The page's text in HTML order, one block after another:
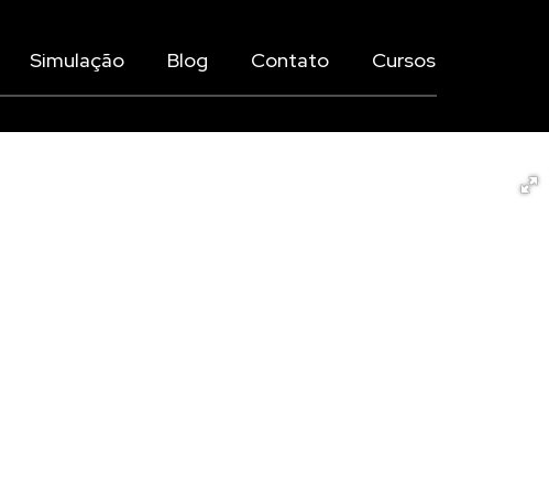
Cursos
Contato
Blog
Simulação